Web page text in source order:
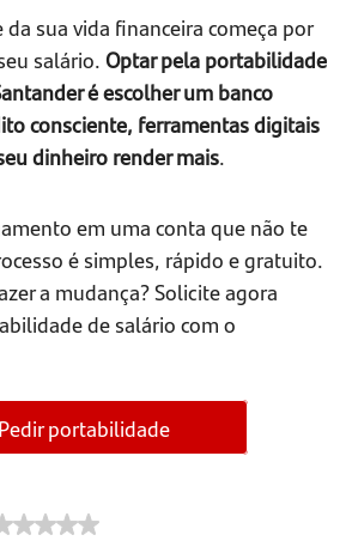
sua vida financeira começa por
salário. Optar pela portabilidade
é escolher um banco
consciente, ferramentas digitais
dinheiro render mais.
em uma conta que não te
é simples, rápido e gratuito.
a mudança? Solicite agora
de salário com o
Pedir portabilidade